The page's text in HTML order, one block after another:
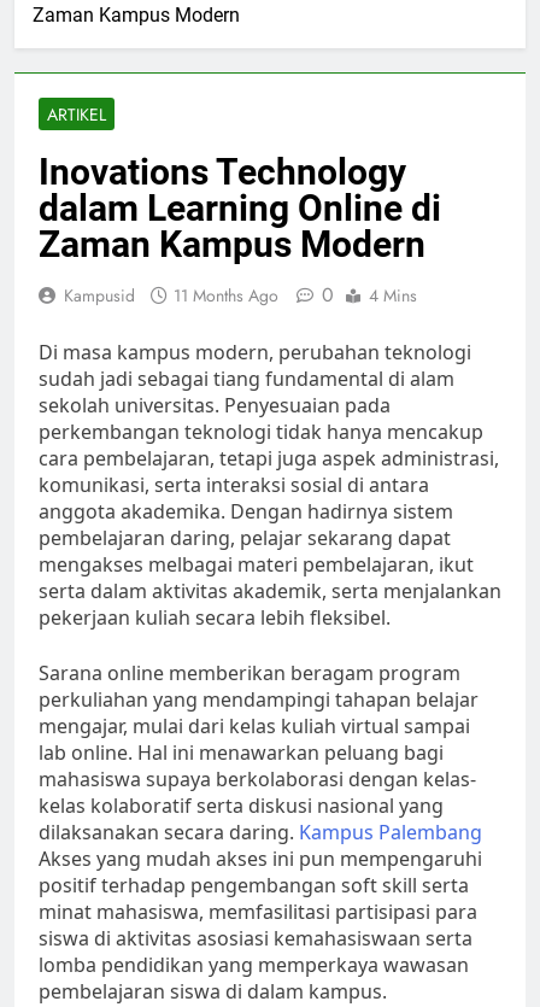
Zaman Kampus Modern
ARTIKEL
Inovations Technology
dalam Learning Online di
Zaman Kampus Modern
Kampusid 11 Months Ago 0 4 Mins
Di masa kampus modern, perubahan teknologi
sudah jadi sebagai tiang fundamental di alam
sekolah universitas. Penyesuaian pada
perkembangan teknologi tidak hanya mencakup
cara pembelajaran, tetapi juga aspek administrasi,
komunikasi, serta interaksi sosial di antara
anggota akademika. Dengan hadirnya sistem
pembelajaran daring, pelajar sekarang dapat
mengakses melbagai materi pembelajaran, ikut
serta dalam aktivitas akademik, serta menjalankan
pekerjaan kuliah secara lebih fleksibel.
Sarana online memberikan beragam program
perkuliahan yang mendampingi tahapan belajar
mengajar, mulai dari kelas kuliah virtual sampai
lab online. Hal ini menawarkan peluang bagi
mahasiswa supaya berkolaborasi dengan kelas-
kelas kolaboratif serta diskusi nasional yang
dilaksanakan secara daring. Kampus Palembang
Akses yang mudah akses ini pun mempengaruhi
positif terhadap pengembangan soft skill serta
minat mahasiswa, memfasilitasi partisipasi para
siswa di aktivitas asosiasi kemahasiswaan serta
lomba pendidikan yang memperkaya wawasan
pembelajaran siswa di dalam kampus.